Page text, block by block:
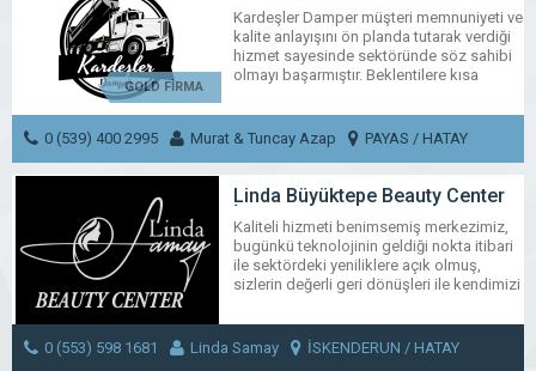
WhatsApp
Facebook
Messenger
X Bluesky
Tumblr
Share
GOLD FİRMA
Kardeşler Damper müşteri memnuniyeti ve
kalite anlayışını ön planda tutarak verdiği
hizmet sayesinde sektöründe söz sahibi
olmayı başarmıştır. Beklentilere kısa
şekilde cevap vermeyi hedef seçmiştir.
WhatsAppFacebook
Share
0 (539) 400 2995 Murat & Tuncay Azap PAYAS / HATAY
MESAJ GÖNDER
Linda Büyüktepe Beauty Center
İskenderun
Kaliteli hizmeti benimsemiş merkezimiz,
bugünkü teknolojinin geldiği nokta itibari
ile sektördeki yeniliklere açık olmuş,
sizlerin değerli geri dönüşleri ile kendimizi
sonuçları almak amacı ile daha iyi hizmet
vermek için çabalıyoruz…
0 (553) 598 1681 Linda Samay İSKENDERUN / HATAY